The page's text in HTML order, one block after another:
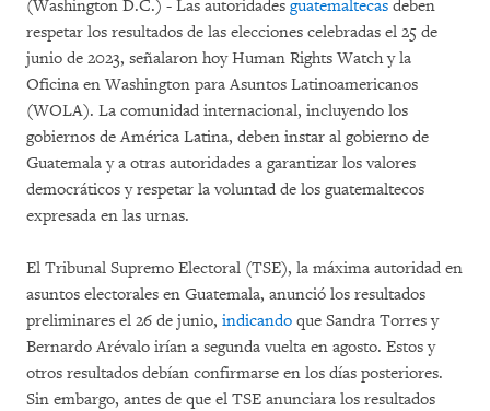
(Washington D.C.) - Las autoridades guatemaltecas deben
respetar los resultados de las elecciones celebradas el 25 de
junio de 2023, señalaron hoy Human Rights Watch y la
Oficina en Washington para Asuntos Latinoamericanos
(WOLA). La comunidad internacional, incluyendo los
gobiernos de América Latina, deben instar al gobierno de
Guatemala y a otras autoridades a garantizar los valores
democráticos y respetar la voluntad de los guatemaltecos
expresada en las urnas.
El Tribunal Supremo Electoral (TSE), la máxima autoridad en
asuntos electorales en Guatemala, anunció los resultados
preliminares el 26 de junio, indicando que Sandra Torres y
Bernardo Arévalo irían a segunda vuelta en agosto. Estos y
otros resultados debían confirmarse en los días posteriores.
Sin embargo, antes de que el TSE anunciara los resultados